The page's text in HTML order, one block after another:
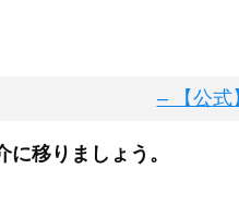
移りましょう。